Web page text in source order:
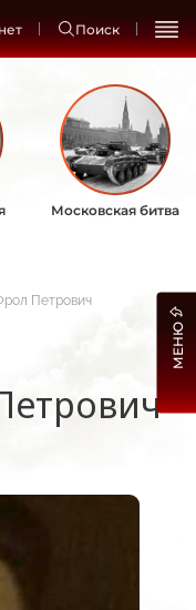
Поиск
Московская битва
Петрович
МЕНЮ